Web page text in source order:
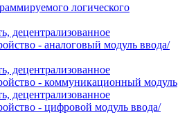
логического
децентрализованное
- аналоговый модуль ввода/
децентрализованное
- коммуникационный модуль
децентрализованное
- цифровой модуль ввода/